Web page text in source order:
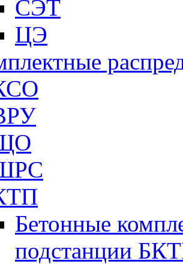
СЭТ
ЦЭ
Бетонные
подстанции